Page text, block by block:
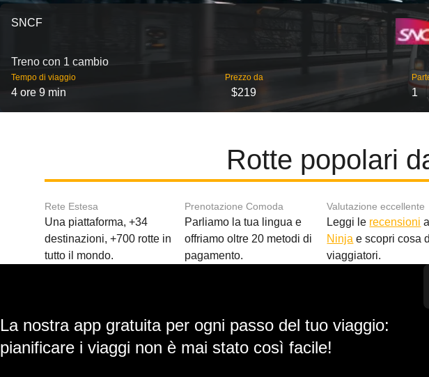
SNCF
Treno con 1 cambio
Tempo di viaggio
4 ore 9 min
Prezzo da
$219 1
Rotte popolari
Rete Estesa
Una piattaforma, +34
destinazioni, +700 rotte in
tutto il mondo.
Prenotazione Comoda
Parliamo la tua lingua e
offriamo oltre 20 metodi di
pagamento.
Valutazione eccellente
Leggi le recensioni
Ninja e scopri cosa
viaggiatori.
La nostra app gratuita per ogni passo del tuo viaggio:
pianificare i viaggi non è mai stato così facile!